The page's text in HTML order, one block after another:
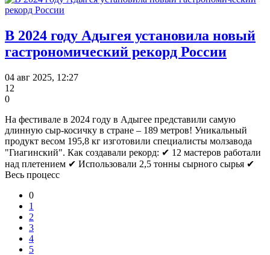
В 2024 году Адыгея установила новый
гастрономический рекорд России
04 авг 2025, 12:27
12
0
На фестивале в 2024 году в Адыгее представили самую
длинную сыр-косичку в стране – 189 метров! Уникальный
продукт весом 195,8 кг изготовили специалисты молзавода
"Гиагинский". Как создавали рекорд: ✔ 12 мастеров работали
над плетением ✔ Использовали 2,5 тонны сырного сырья ✔
Весь процесс
0
1
2
3
4
5